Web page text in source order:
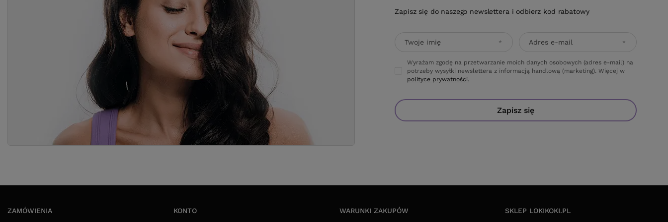
Zapisz się do naszego newslettera i odbierz kod rabatowy
Twoje imię Adres e-mail
Wyrażam zgodę na przetwarzanie moich danych osobowych (adres e-mail) na
potrzeby wysyłki newslettera z informacją handlową (marketing). Więcej w
polityce prywatności.
Zapisz się
ZAMÓWIENIA KONTO WARUNKI ZAKUPÓW SKLEP LOKIKOKI.PL